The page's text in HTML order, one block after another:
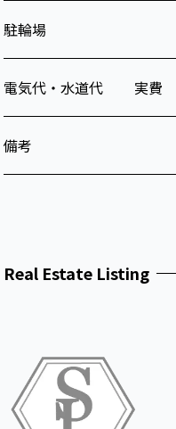
駐輪場
電気代・水道代 実費
備考
Real Estate Listing